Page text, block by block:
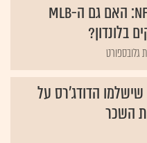
בעקבות ה-NFL: האם גם ה-MLB
בלונדון?
גלובספורט
הדודג'רס על
השכר